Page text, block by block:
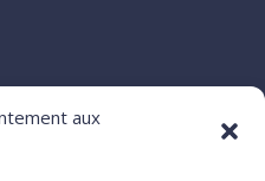
aux